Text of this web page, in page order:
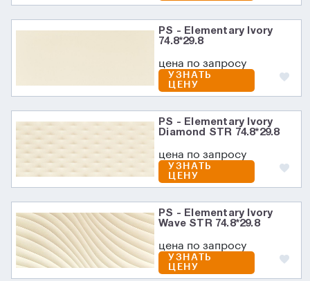
PS - Elementary Ivory
74.8*29.8
цена по запросу
УЗНАТЬ
ЦЕНУ
PS - Elementary Ivory
Diamond STR 74.8*29.8
цена по запросу
УЗНАТЬ
ЦЕНУ
PS - Elementary Ivory
Wave STR 74.8*29.8
цена по запросу
УЗНАТЬ
ЦЕНУ